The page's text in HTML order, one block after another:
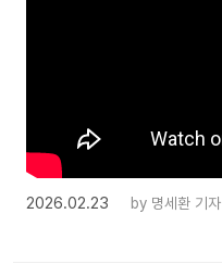
2026.02.23 by 명세환 기자